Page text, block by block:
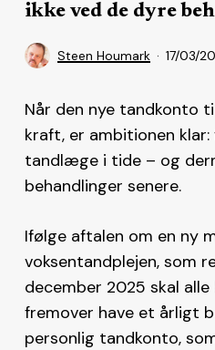
ikke ved de dyre
Steen Houmark 17/03/
Når den nye tandkonto
kraft, er ambitionen
tandlæge i tide – og
behandlinger senere.
Ifølge aftalen om en ny
voksentandplejen, som
december 2025 skal
fremover have et årligt
personlig tandkonto,